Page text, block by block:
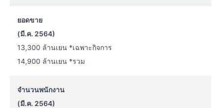
ยอดขาย
(มี.ค. 2564)
13,300 ล้านเยน *เฉพาะกิจการ
14,900 ล้านเยน *รวม
จำนวนพนักงาน
(มี.ค. 2564)